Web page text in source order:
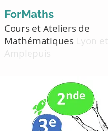
ForMaths
Cours et Ateliers de
Mathématiques Lyon et
Amplepuis